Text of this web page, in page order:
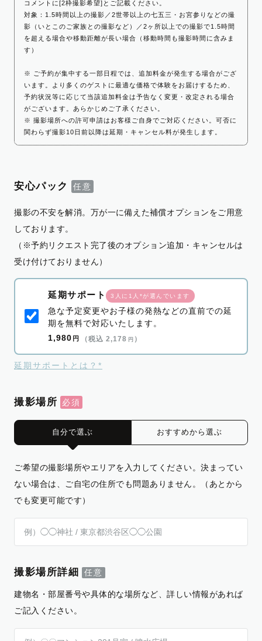
コメントに[2枠撮影希望]とご記載ください。
対象：1.5時間以上の撮影／2世帯以上の七五三・お宮参りなどの撮
影（いとこのご家族との撮影など）／2ヶ所以上での撮影で1.5時間
を超える場合や移動距離が長い場合（移動時間も撮影時間に含みま
す）
※ ご予約が集中する一部日程では、追加料金が発生する場合がござ
います。より多くのゲストに最適な価格で体験をお届けするため、
予約状況等に応じて当該追加料金は予告なく変更・改定される場合
がございます。あらかじめご了承ください。
※ 撮影場所への許可申請はお客様ご自身でご対応ください。可否に
関わらず撮影10日前以降は延期・キャンセル料が発生します。
安心パック
撮影の不安を解消。万が一に備えた補償オプションをご用意
しております。
（※予約リクエスト完了後のオプション追加・キャンセルは
受け付けておりません）
延期サポート 3人に1人*が選んでいます
急な予定変更やお子様の発熱などの直前での延
期を無料で対応いたします。
1,980 円 （税込 2,178 円 ）
延期サポートとは？*
撮影場所
自分で選ぶ おすすめから選ぶ
ご希望の撮影場所やエリアを入力してください。決まってい
ない場合は、ご自宅の住所でも問題ありません。（あとから
でも変更可能です）
撮影場所詳細
建物名・部屋番号や具体的な場所など、詳しい情報があれば
ご記入ください。